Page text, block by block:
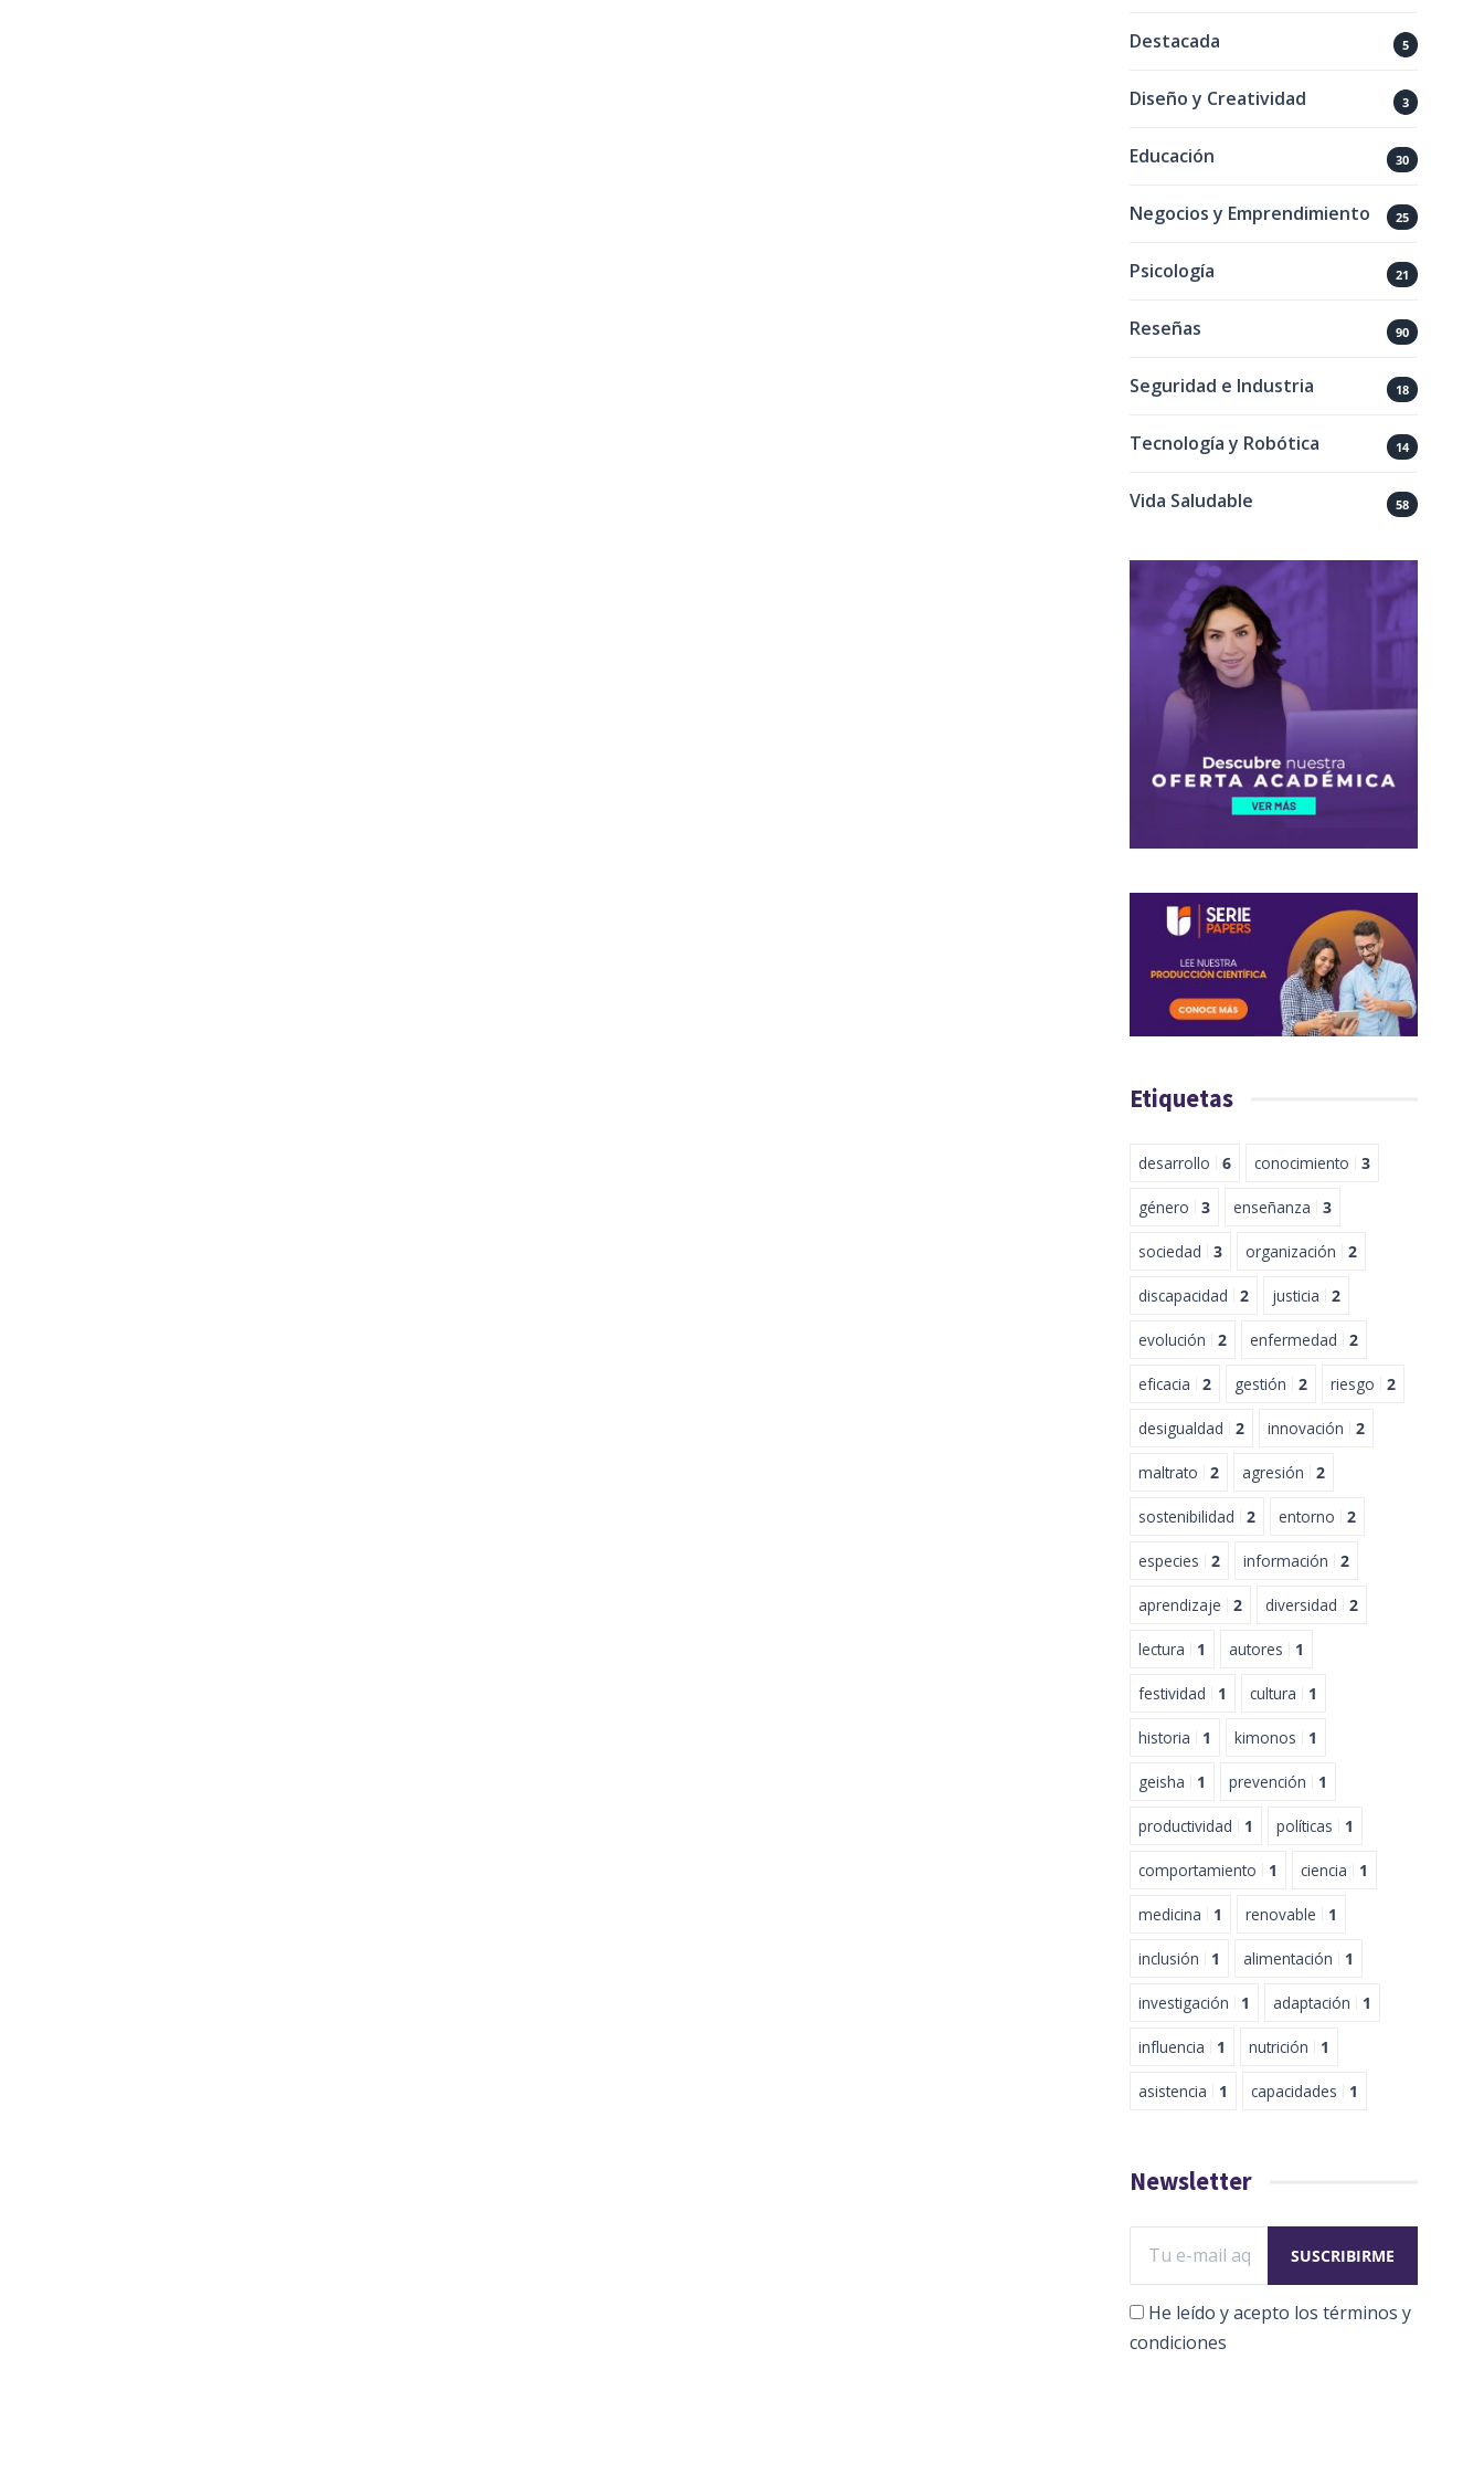
Destacada 5
Diseño y Creatividad 3
Educación 30
Negocios y Emprendimiento 25
Psicología 21
Reseñas 90
Seguridad e Industria 18
Tecnología y Robótica 14
Vida Saludable 58
Etiquetas
desarrollo 6 conocimiento 3
género 3 enseñanza 3
sociedad 3 organización 2
discapacidad 2 justicia 2
evolución 2 enfermedad 2
eficacia 2 gestión 2 riesgo 2
desigualdad 2 innovación 2
maltrato 2 agresión 2
sostenibilidad 2 entorno 2
especies 2 información 2
aprendizaje 2 diversidad 2
lectura 1 autores 1
festividad 1 cultura 1
historia 1 kimonos 1
geisha 1 prevención 1
productividad 1 políticas 1
comportamiento 1 ciencia 1
medicina 1 renovable 1
inclusión 1 alimentación 1
investigación 1 adaptación 1
influencia 1 nutrición 1
asistencia 1 capacidades 1
Newsletter
He leído y acepto los términos y
condiciones